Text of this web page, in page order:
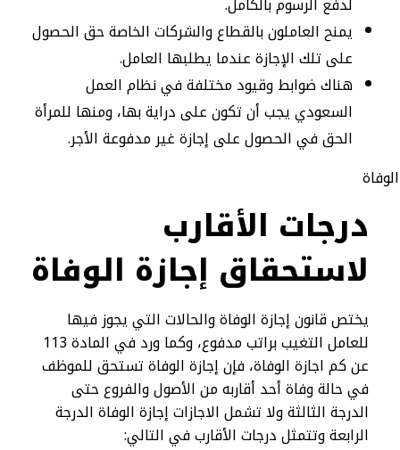
يمنح العاملون بالقطاع والشركات الخاصة حق الحصول
على تلك الإجازة عندما يطلبها العامل.
هناك ضوابط وقيود مختلفة في نظام العمل
السعودي يجب أن تكون على دراية بها، ومنها للمرأة
الحق في الحصول على إجازة غير مدفوعة الأجر.
درجات الأقارب
لاستحقاق إجازة الوفاة
يختص قانون إجازة الوفاة والحالات التي يجوز فيها
للعامل التغيب براتب مدفوع، وكما ورد في المادة 113
عن كم اجازة الوفاة، فإن إجازة الوفاة تستحق للموظف
في حالة وفاة أحد أقاربه من الأصول والفروع حتى
الدرجة الثالثة ولا تشمل الاجازات إجازة الوفاة الدرجة
الرابعة وتتمثل درجات الأقارب في التالي: